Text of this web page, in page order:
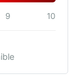
9 10